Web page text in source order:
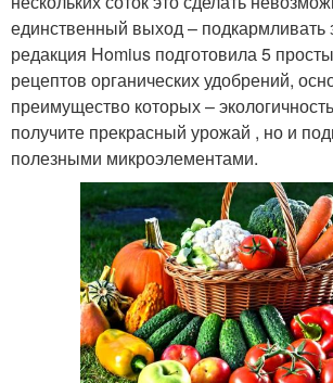
единственный выход –
редакция Homius подготовила 5
рецептов органических удобрений,
преимущество которых –
получите прекрасный урожай , но и
полезными микроэлементами.